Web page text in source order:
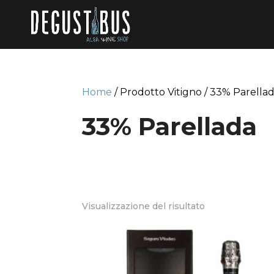
Home / Prodotto Vitigno / 33%
33% Parellada
Visualizzazione del risultato